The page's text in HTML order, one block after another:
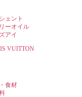
ェント
ーオイル
アイ
VUITTON
食材